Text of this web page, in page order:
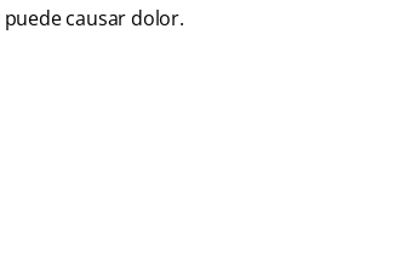
causar dolor.